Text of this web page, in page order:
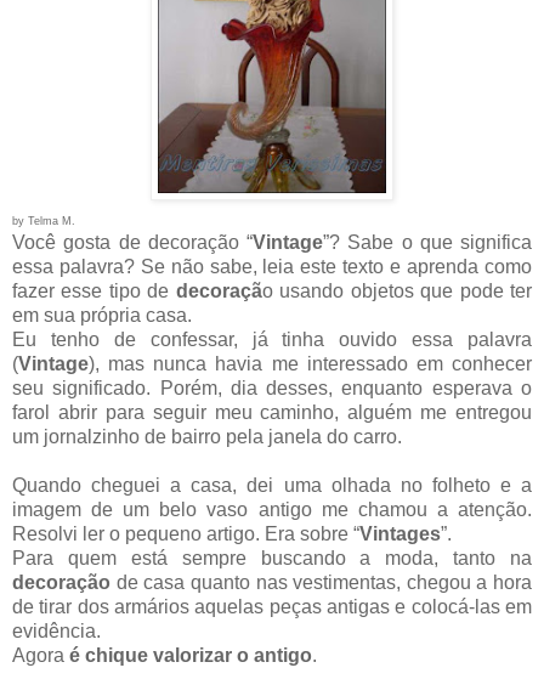
by Telma M.
Você gosta de decoração “Vintage”? Sabe o que significa
essa palavra? Se não sabe, leia este texto e aprenda como
fazer esse tipo de decoração usando objetos que pode ter
em sua própria casa.
Eu tenho de confessar, já tinha ouvido essa palavra
(Vintage), mas nunca havia me interessado em conhecer
seu significado. Porém, dia desses, enquanto esperava o
farol abrir para seguir meu caminho, alguém me entregou
um jornalzinho de bairro pela janela do carro.
Quando cheguei a casa, dei uma olhada no folheto e a
imagem de um belo vaso antigo me chamou a atenção.
Resolvi ler o pequeno artigo. Era sobre “Vintages”.
Para quem está sempre buscando a moda, tanto na
decoração de casa quanto nas vestimentas, chegou a hora
de tirar dos armários aquelas peças antigas e colocá-las em
evidência.
Agora é chique valorizar o antigo.